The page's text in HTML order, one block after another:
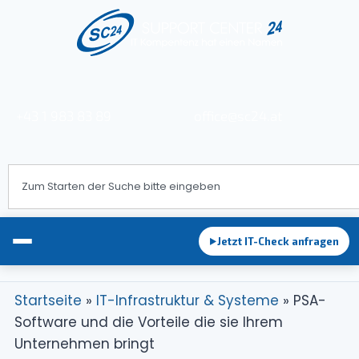
EDV-Betreuung
►Jetzt IT-Check anfragen
Startseite » IT-Infrastruktur & Systeme » PSA-
Software und die Vorteile die sie Ihrem
Unternehmen bringt